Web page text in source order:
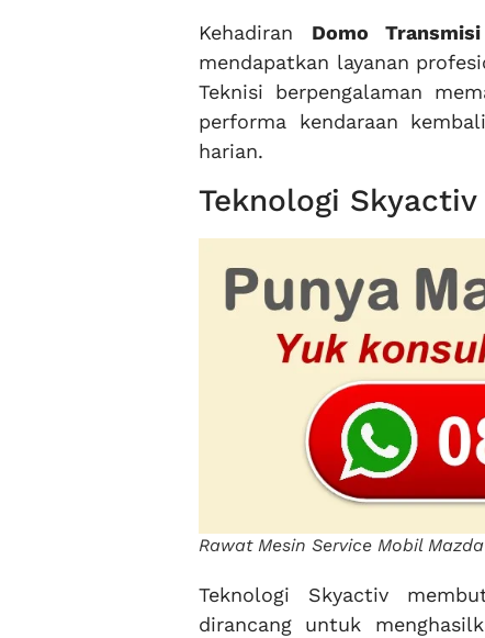
Kehadiran Domo
mendapatkan layanan
Teknisi berpengalaman
performa kendaraan
harian.
Teknologi
Rawat Mesin Service Mobil
Teknologi Skyactiv
dirancang untuk